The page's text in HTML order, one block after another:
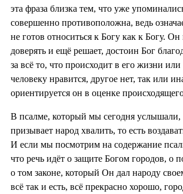
эта фраза близка тем, что уже
совершенно противоположна, ведь
не готов относиться к Богу как к Богу. Он
доверять и ещё решает, достоин Бог
за всё то, что происходит в его жизни
человеку нравится, другое нет, так или
ориентируется он в оценке
В псалме, который мы сегодня услышали,
призывает народ хвалить, то есть
И если мы посмотрим на содержание
что речь идёт о защите Богом городов, о
о том законе, который Он дал народу
всё так и есть, всё прекрасно хорошо,